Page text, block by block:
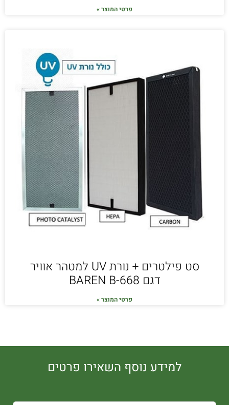
פרטי המוצר »
סט פילטרים + נורת UV למטהר אוויר
דגם 668-BAREN B
פרטי המוצר »
למידע נוסף השאירו פרטים